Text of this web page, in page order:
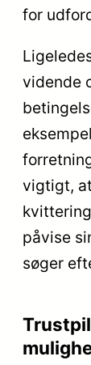
for
vidende
vigtigt,
påvise
søger